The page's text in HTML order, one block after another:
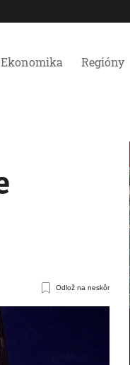
Ekonomika Regióny
Odlož na neskôr